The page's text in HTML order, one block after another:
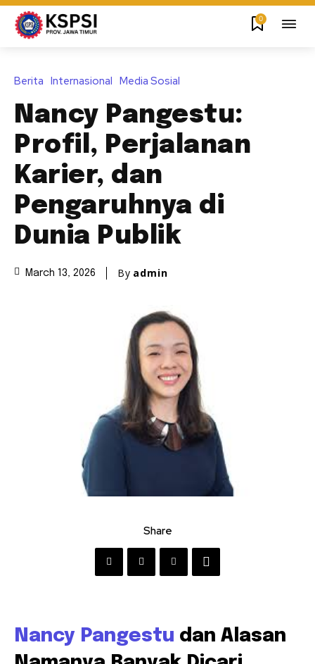
0
Berita Internasional Media Sosial
Nancy Pangestu:
Profil, Perjalanan
Karier, dan
Pengaruhnya di
Dunia Publik
March 13, 2026 By admin
Share
Nancy Pangestu dan Alasan